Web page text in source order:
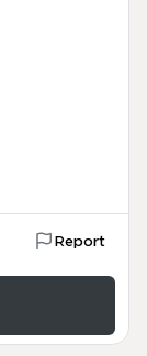
Report